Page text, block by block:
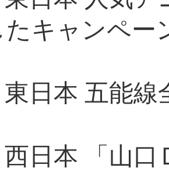
キャンペー
日本 五能
日本 「山